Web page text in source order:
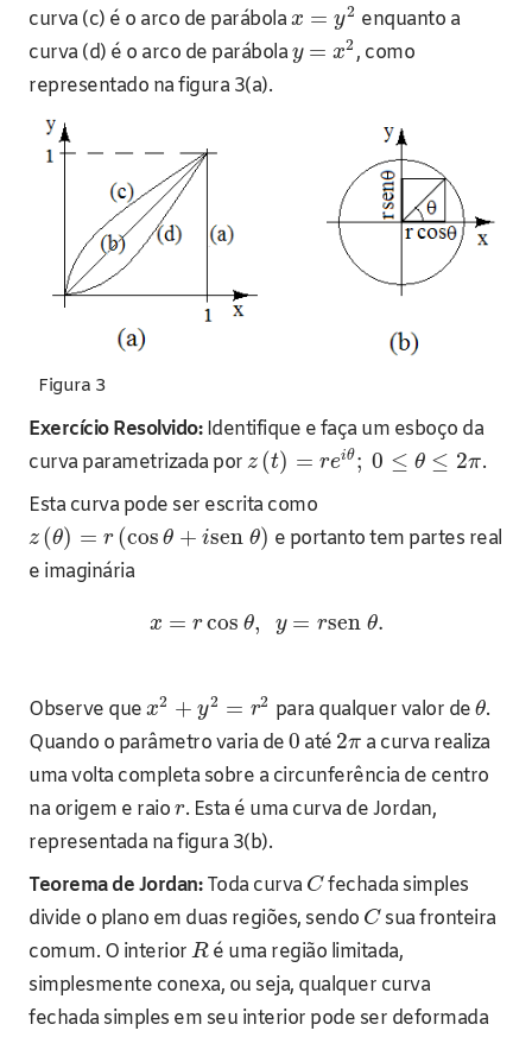
curva (c) é o arco de parábolax = y2 enquanto a
curva (d) é o arco de parábolay = x2 , como
representado na figura 3(a).
Figura 3
Exercício Resolvido:Identifique e faça um esboço da
curva parametrizada por z (t) = reiθ ; 0 ≤ θ ≤ 2π.
Esta curva pode ser escrita como
z (θ) = r (cos θ + isenθ) e portanto tem partes real
e imaginária
x = rcos θ, y = rsen θ.
Observe que x2 + y2 = r2 para qualquer valor de θ.
Quando o parâmetro varia de0 até 2π a curva realiza
uma volta completa sobre a circunferência de centro
na origem e raio r. Esta é uma curva de Jordan,
representada na figura 3(b).
Teorema de Jordan:Toda curva Cfechada simples
divide o plano em duas regiões, sendo Csua fronteira
comum. O interior Ré uma região limitada,
simplesmente conexa, ou seja, qualquer curva
fechada simples em seu interior pode ser deformada